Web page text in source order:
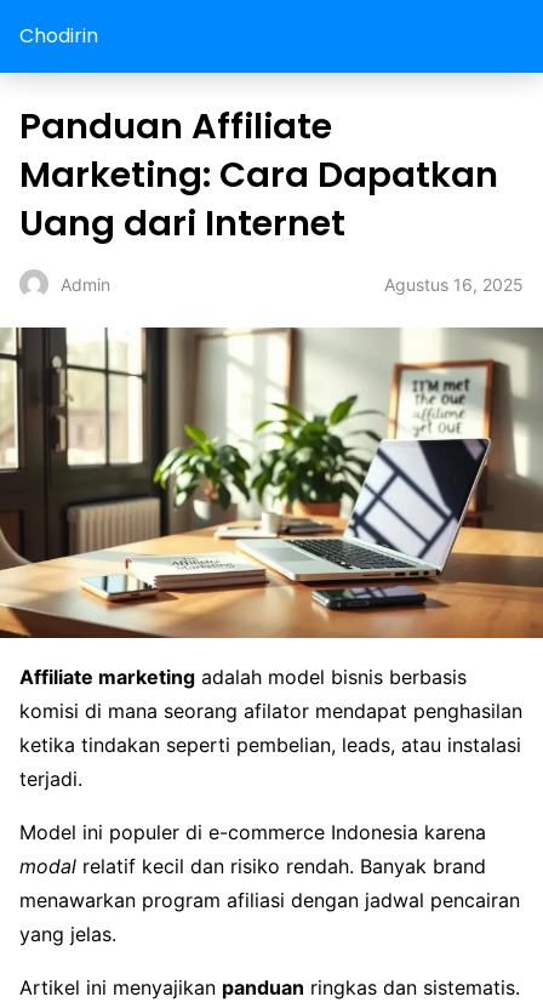
Chodirin
Panduan Affiliate
Marketing: Cara Dapatkan
Uang dari Internet
Admin Agustus 16, 2025
Affiliate marketing adalah model bisnis berbasis
komisi di mana seorang afilator mendapat penghasilan
ketika tindakan seperti pembelian, leads, atau instalasi
terjadi.
Model ini populer di e-commerce Indonesia karena
modal relatif kecil dan risiko rendah. Banyak brand
menawarkan program afiliasi dengan jadwal pencairan
yang jelas.
Artikel ini menyajikan panduan ringkas dan sistematis.